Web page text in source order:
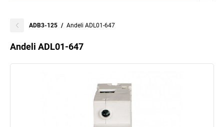
ADB3-125 Andeli ADL01-647
Andeli ADL01-647